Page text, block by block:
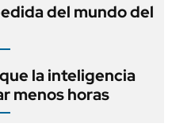
del mundo del
la inteligencia
menos horas